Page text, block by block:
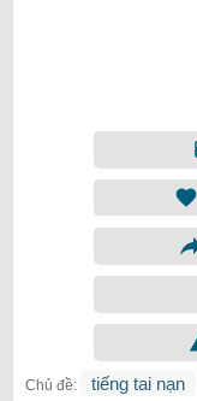
Chủ đề: tiếng tai nạn